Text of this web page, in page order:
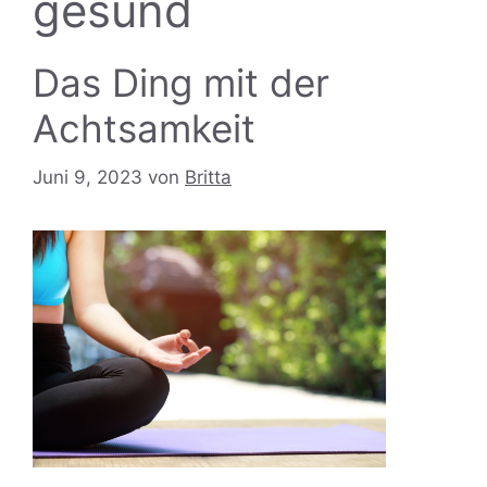
Das Ding mit der
Achtsamkeit
Juni 9, 2023 von Britta